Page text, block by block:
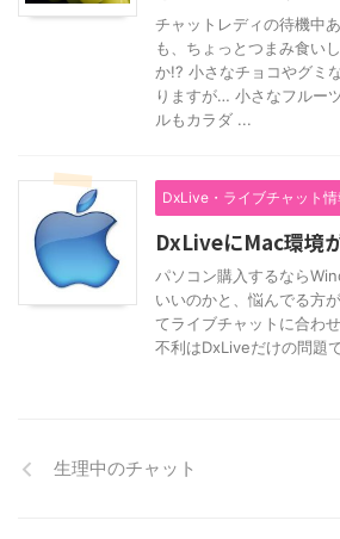
チャットレディの待機中
も、ちょっとつまみ食い
か!? 小さなチョコやグミ
りますが… 小さなフルー
ルもカラダ ...
DxLive・ライブチャット情
DxLiveにMac環境
パソコン購入するなら
いいのかと、悩んでる方
てライブチャットに合わ
不利はDxLiveだけの問題
生理中のチャット